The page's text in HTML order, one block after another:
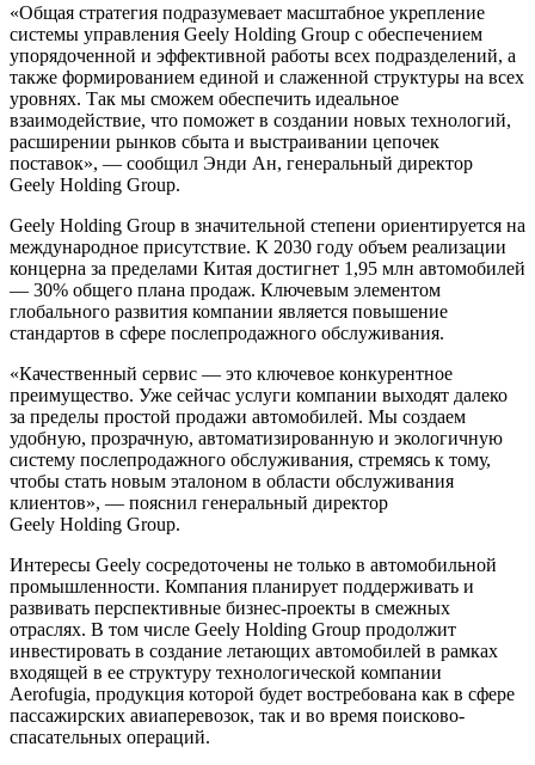
«Общая стратегия подразумевает масштабное укрепление
системы управления Geely Holding Group с обеспечением
упорядоченной и эффективной работы всех подразделений, а
также формированием единой и слаженной структуры на всех
уровнях. Так мы сможем обеспечить идеальное
взаимодействие, что поможет в создании новых технологий,
расширении рынков сбыта и выстраивании цепочек
поставок», — сообщил Энди Ан, генеральный директор
Geely Holding Group.
Geely Holding Group в значительной степени ориентируется на
международное присутствие. К 2030 году объем реализации
концерна за пределами Китая достигнет 1,95 млн автомобилей
— 30% общего плана продаж. Ключевым элементом
глобального развития компании является повышение
стандартов в сфере послепродажного обслуживания.
«Качественный сервис — это ключевое конкурентное
преимущество. Уже сейчас услуги компании выходят далеко
за пределы простой продажи автомобилей. Мы создаем
удобную, прозрачную, автоматизированную и экологичную
систему послепродажного обслуживания, стремясь к тому,
чтобы стать новым эталоном в области обслуживания
клиентов», — пояснил генеральный директор
Geely Holding Group.
Интересы Geely сосредоточены не только в автомобильной
промышленности. Компания планирует поддерживать и
развивать перспективные бизнес-проекты в смежных
отраслях. В том числе Geely Holding Group продолжит
инвестировать в создание летающих автомобилей в рамках
входящей в ее структуру технологической компании
Aerofugia, продукция которой будет востребована как в сфере
пассажирских авиаперевозок, так и во время поисково-
спасательных операций.